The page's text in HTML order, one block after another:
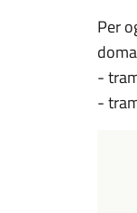
Per
-
-